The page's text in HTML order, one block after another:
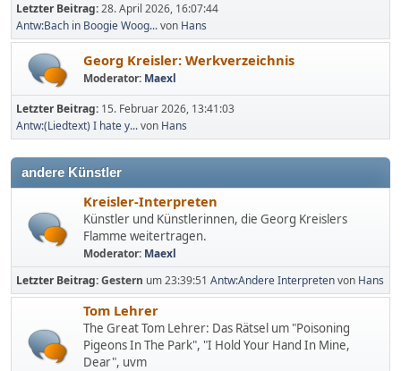
Letzter Beitrag:28. April 2026, 16:07:44
Antw:Bach in Boogie Woog...von Hans
Georg Kreisler: Werkverzeichnis
Moderator: Maexl
Letzter Beitrag: 15. Februar 2026, 13:41:03
Antw:(Liedtext) I hate y...von Hans
andere Künstler
Kreisler-Interpreten
Künstler und Künstlerinnen, die Georg Kreislers
Flamme weitertragen.
Moderator: Maexl
Letzter Beitrag:Gestern um 23:39:51 Antw:Andere Interpretenvon Hans
Tom Lehrer
The Great Tom Lehrer: Das Rätsel um "Poisoning
Pigeons In The Park", "I Hold Your Hand In Mine,
Dear", uvm